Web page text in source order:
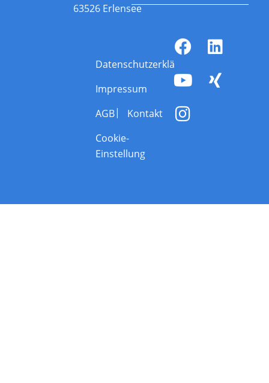
63526 Erlensee
Datenschutzerklärung
Impressum
AGB
Kontakt
Cookie-
Einstellung